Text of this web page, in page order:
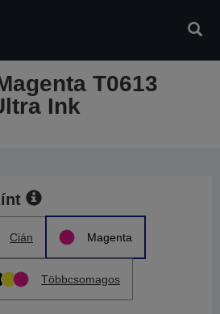
T0613
Ink
Cián Magenta
Többcsomagos